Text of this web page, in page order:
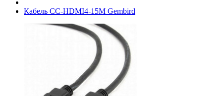
Кабель CC-HDMI4-15M Gembird